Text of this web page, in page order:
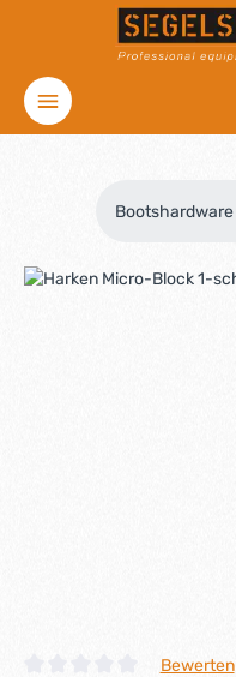
Zum Hauptinhalt springen
Bootshardware
Bildergalerie überspringen
Bewerten